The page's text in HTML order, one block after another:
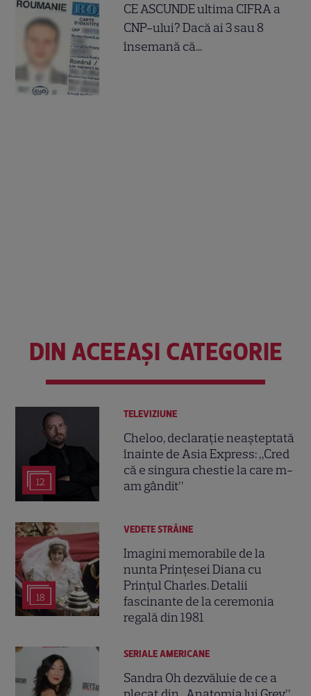
CE ASCUNDE ultima CIFRA a
CNP-ului? Dacă ai 3 sau 8
însemană că...
DIN ACEEAȘI CATEGORIE
12
TELEVIZIUNE
Cheloo, declarație neașteptată
înainte de Asia Express: „Cred
că e singura chestie la care m-
am gândit”
18
VEDETE STRĂINE
Imagini memorabile de la
nunta Prințesei Diana cu
Prințul Charles. Detalii
fascinante de la ceremonia
regală din 1981
SERIALE AMERICANE
Sandra Oh dezvăluie de ce a